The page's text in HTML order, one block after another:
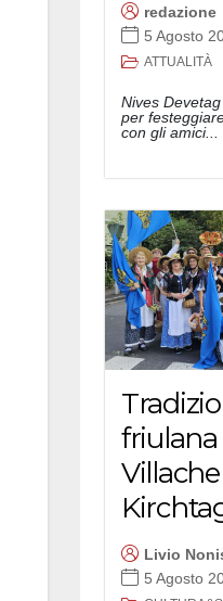
redazione
5 Agosto
ATTUALITÀ
Nives
per
con gli amici...
friulana
Livio
5 Agosto